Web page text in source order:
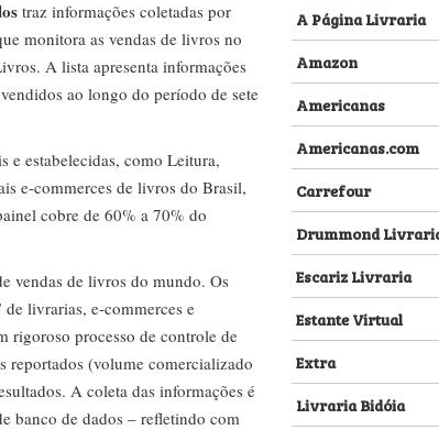
traz informações coletadas por
monitora as vendas de livros no
A lista apresenta informações
ao longo do período de sete
e estabelecidas, como Leitura,
e-commerces de livros do Brasil,
cobre de 60% a 70% do
vendas de livros do mundo. Os
livrarias, e-commerces e
rigoroso processo de controle de
reportados (volume comercializado
A coleta das informações é
banco de dados – refletindo com
A Página Livraria
Amazon
Americanas
Americanas.com
Carrefour
Drummond
Escariz Livraria
Estante Virtual
Extra
Livraria Bidóia